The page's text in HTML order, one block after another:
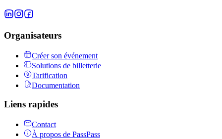
Organisateurs
Créer son événement
Solutions de billetterie
Tarification
Documentation
Liens rapides
Contact
À propos de PassPass